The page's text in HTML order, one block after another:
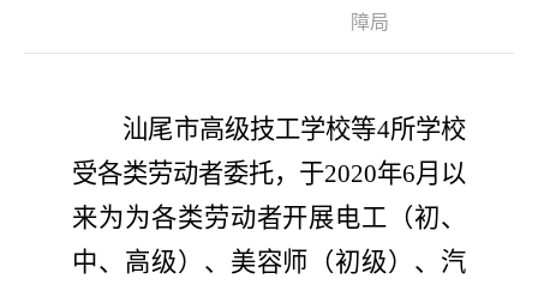
障局
汕尾市高级技工学校等4所学校
受各类劳动者委托， 于2020年6月 以
来为为各类劳动者开展电工（初、
中、高级）、 美容师 （初级）、 汽